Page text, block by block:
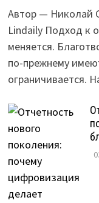
Автор — Николай
Lindaily Подход к
меняется.
по-прежнему
ограничивается.